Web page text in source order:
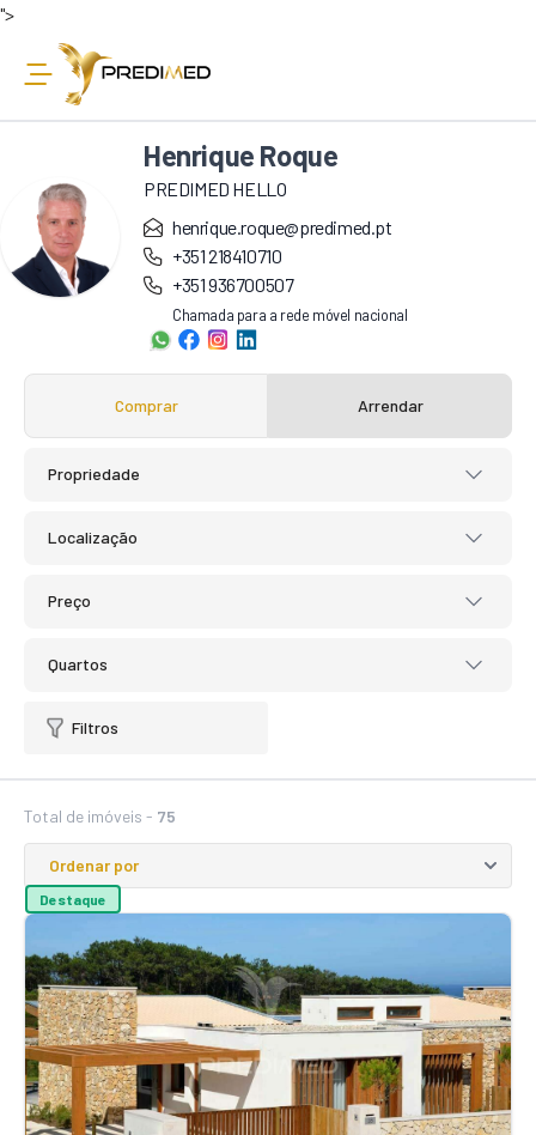
">
Henrique Roque
PREDIMED HELLO
henrique.roque@predimed.pt
+351 218410710
+351 936700507
Chamada para a rede móvel nacional
Comprar Arrendar
Propriedade
Localização
Preço
Quartos
Filtros
Total de imóveis - 75
Destaque